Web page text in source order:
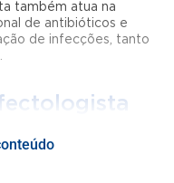
também atua na
de antibióticos e
de infecções, tanto